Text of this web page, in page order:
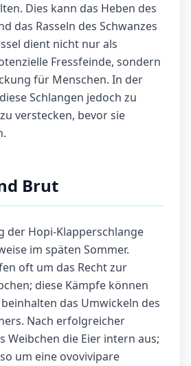
Dies kann das Heben des
das Rasseln des Schwanzes
dient nicht nur als
Fressfeinde, sondern
für Menschen. In der
Schlangen jedoch zu
verstecken, bevor sie
Brut
der Hopi-Klapperschlange
im späten Sommer.
oft um das Recht zur
diese Kämpfe können
das Umwickeln des
Nach erfolgreicher
Weibchen die Eier intern aus;
um eine ovovivipare